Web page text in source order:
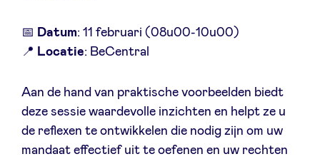
Pooling Services
Sponsors
📅 Datum: 11 februari (08u00-10u00)
📍 Locatie: BeCentral
Aan de hand van praktische voorbeelden biedt
deze sessie waardevolle inzichten en helpt ze u
de reflexen te ontwikkelen die nodig zijn om uw
mandaat effectief uit te oefenen en uw rechten